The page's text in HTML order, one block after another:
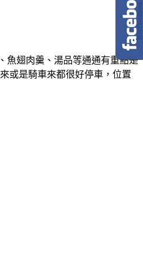
魚翅肉羹、湯品等通通有重點是
或是騎車來都很好停車，位置